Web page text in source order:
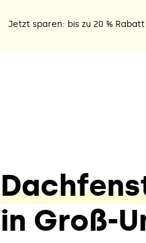
Jetzt sparen: bis zu 20 %
in Groß-